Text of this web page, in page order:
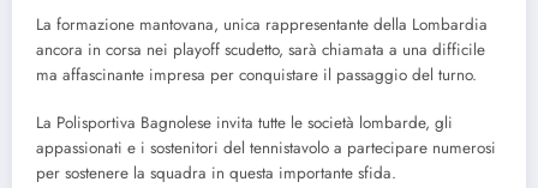
La formazione mantovana, unica rappresentante della Lombardia
ancora in corsa nei playoff scudetto, sarà chiamata a una difficile
ma affascinante impresa per conquistare il passaggio del turno.
La Polisportiva Bagnolese invita tutte le società lombarde, gli
appassionati e i sostenitori del tennistavolo a partecipare numerosi
per sostenere la squadra in questa importante sfida.